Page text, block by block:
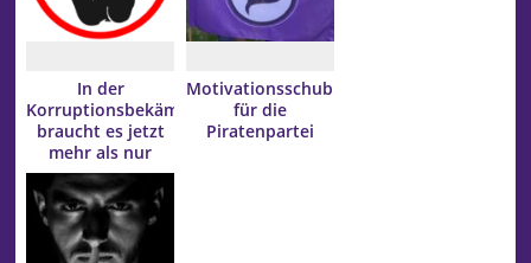
In der
Korruptionsbekämpfung
braucht es jetzt
mehr als nur
Lippenbekenntnisse
Motivationsschub
für die
Piratenpartei